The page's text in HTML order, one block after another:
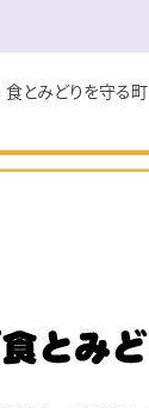
食とみどりを守る町